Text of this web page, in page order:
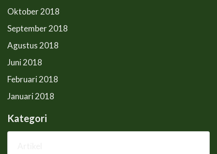
Oktober 2018
September 2018
Agustus 2018
Juni 2018
Februari 2018
Januari 2018
Kategori